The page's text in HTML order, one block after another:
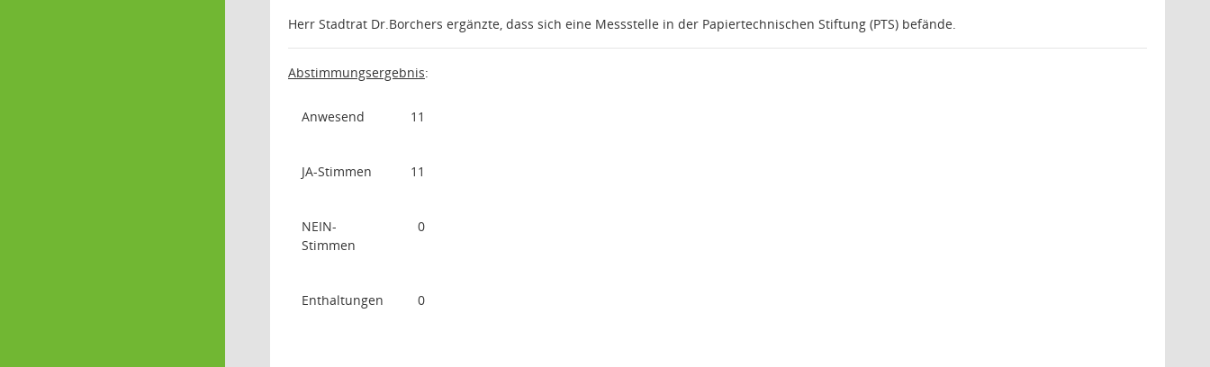
Herr Stadtrat Dr.Borchers ergänzte, dass sich eine Messstelle in der Papiertechnischen Stiftung (PTS) befände.
Abstimmungsergebnis:
Anwesend 11
JA-Stimmen 11
NEIN-
Stimmen
0
Enthaltungen 0